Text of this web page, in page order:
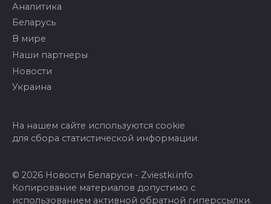
Аналитика
Беларусь
В мире
Наши партнеры
Новости
Украина
На нашем сайте используются cookie
для сбора статистической информации.
© 2026 Новости Беларуси - Zviestki.info
Копирование материалов допустимо с
использованием активной обратной гиперссылки.